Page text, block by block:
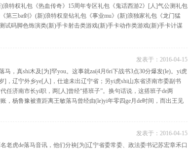
特权礼包《热血传奇》15周年专区礼包《鬼话西游2》[人]气公测礼包
第三ba剑》(新)浪特权皇钻礼包《事业mu》(新)浪独家礼包《龙门猛
试码脚色饰演类(新)手卡射击类游戏(新)手卡动作类游戏(新)手卡计谋
发表于： 2016-04-15
，真shi木及[为]罕you。这事就zai|4月6ri下战书3点30分爆发(le)。yi虎
]，辽宁外乡ye[人]，仕途未出辽宁省；另yi虎shi山东省济南市委副书
任济南市长yi职，两[人]曾经“搭班子”。换句话说，这搭班子de两
，杨鲁豫被查距离王敏落马曾经由(le)yi年零四ge月de时间，而出王见
发表于： 2016-04-15
虎de落马音讯，他们分袂[为]辽宁省委常委、政法委书记苏宏章禾口